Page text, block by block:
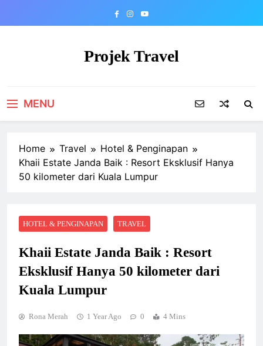
Projek Travel
MENU
Home Travel
Hotel & Penginapan
Khaii Estate Janda Baik : Resort Eksklusif Hanya
50 kilometer dari Kuala Lumpur
HOTEL & PENGINAPAN TRAVEL
Khaii Estate Janda Baik : Resort
Eksklusif Hanya 50 kilometer dari
Kuala Lumpur
Rona Merah 1 Year Ago 0 4 Mins